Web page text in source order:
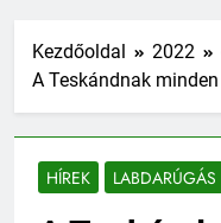
Kezdőoldal 2022
A Teskándnak
HÍREK LABDARÚGÁS